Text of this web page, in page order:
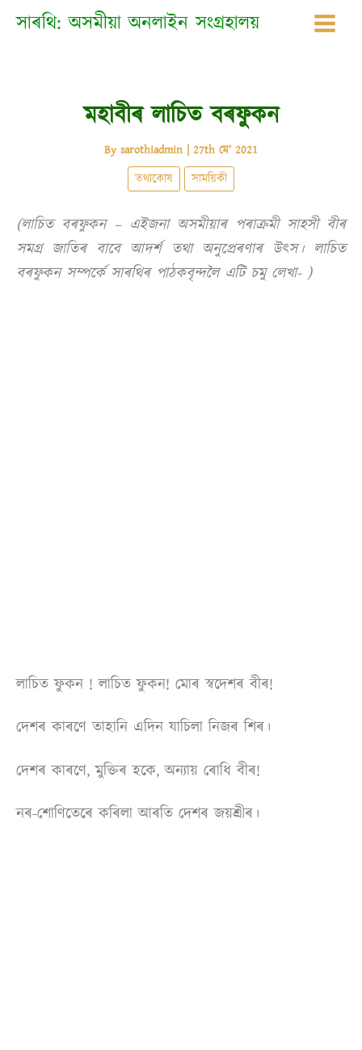
সাৰথি: অসমীয়া অনলাইন সংগ্ৰহালয়
মহাবীৰ লাচিত বৰফুকন
By sarothiadmin | 27th মে’ 2021
তথ্যকোষ সাময়িকী
(লাচিত বৰফুকন – এইজনা অসমীয়াৰ পৰাক্ৰমী সাহসী বীৰ
সমগ্ৰ জাতিৰ বাবে আদৰ্শ তথা অনুপ্ৰেৰণাৰ উত্স। লাচিত
বৰফুকন সম্পৰ্কে সাৰথিৰ পাঠকবৃন্দলৈ এটি চমু লেখা- )
লাচিত ফুকন ! লাচিত ফুকন! মোৰ স্বদেশৰ বীৰ!
দেশৰ কাৰণে তাহানি এদিন যাচিলা নিজৰ শিৰ।
দেশৰ কাৰণে, মুক্তিৰ হকে, অন্যায় ৰোধি বীৰ!
নৰ-শোণিতেৰে কৰিলা আৰতি দেশৰ জয়শ্ৰীৰ।